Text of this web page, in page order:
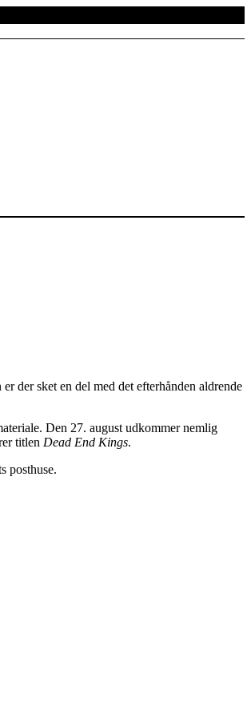
der sket en del med det efterhånden aldrende
Den 27. august udkommer nemlig
titlen Dead End Kings.
posthuse.